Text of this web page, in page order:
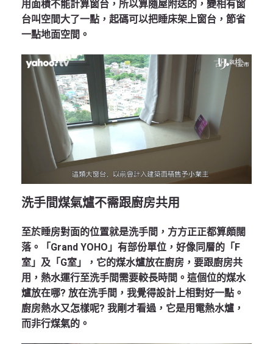
用面積不能計算窗台，所以算隨屋附送的，變相有窗
台叫空間大了一點，起碼可以把睡床架上窗台，節省
一點地面空間。
洗手間煤氣爐不需跟廚房共用
至於睡房對面的位置就是洗手間，方方正正都算頗闊
落。「Grand YOHO」有部份單位，好像同層的「F
室」及「G室」，它的煤水爐放在廚房，要跟廚房共
用，熱水運行至洗手間需要較長時間。這個位的煤水
爐放在哪? 放在洗手間，我覺得設計上相對好一點。
廚房熱水又怎樣呢? 我剛才看過，它是用電熱水爐，
而非行煤氣的。